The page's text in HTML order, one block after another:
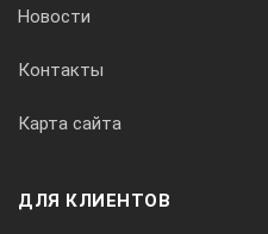
Новости
Контакты
Карта сайта
ДЛЯ КЛИЕНТОВ